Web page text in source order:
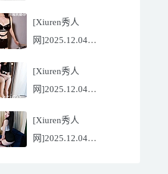
[71P/960.78MB]
[Xiuren秀人
网]2025.12.04
[86P/762.32MB]
[Xiuren秀人
网]2025.12.04
Well11[67P/745.99MB]
[Xiuren秀人
网]2025.12.04